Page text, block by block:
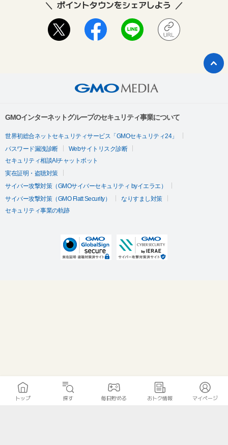
ポイントタウンをシェアしよう
GMOインターネットグループのセキュリティ事業について
世界初総合ネットセキュリティサービス「GMOセキュリティ24」
パスワード漏洩診断
Webサイトリスク診断
セキュリティ相談AIチャットボット
実在証明・盗聴対策
サイバー攻撃対策（GMOサイバーセキュリティ byイエラエ）
サイバー攻撃対策（GMO Flatt Security）
なりすまし対策
セキュリティ事業の軌跡
トップ 探す 毎日貯める おトク情報 マイページ